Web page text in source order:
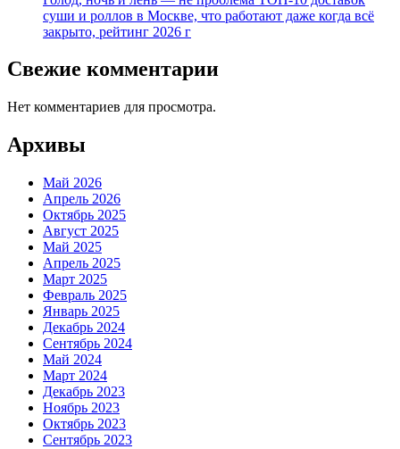
суши и роллов в Москве, что работают даже когда всё
закрыто, рейтинг 2026 г
Свежие комментарии
Нет комментариев для просмотра.
Архивы
Май 2026
Апрель 2026
Октябрь 2025
Август 2025
Май 2025
Апрель 2025
Март 2025
Февраль 2025
Январь 2025
Декабрь 2024
Сентябрь 2024
Май 2024
Март 2024
Декабрь 2023
Ноябрь 2023
Октябрь 2023
Сентябрь 2023